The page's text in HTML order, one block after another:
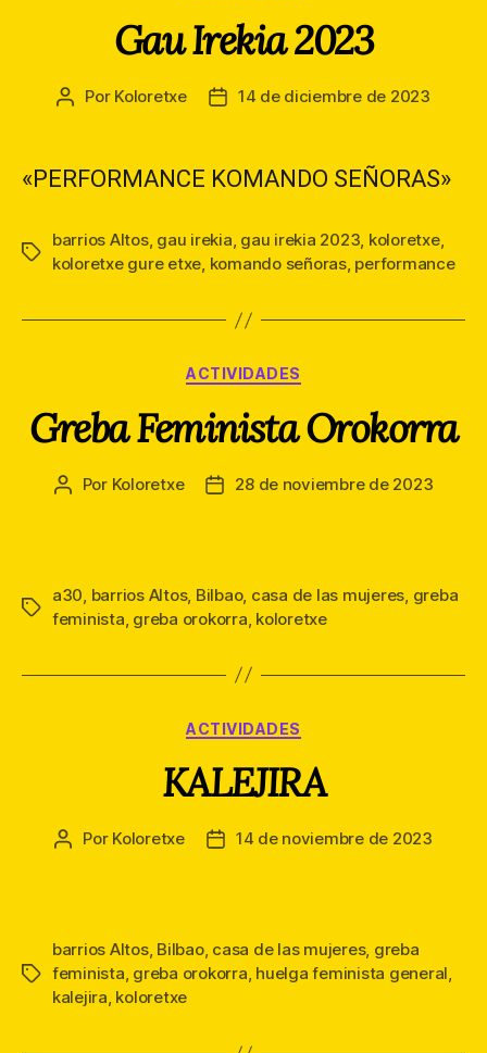
Gau Irekia 2023
Autor
entrada
Por Koloretxe
Fecha
entrada
14 de diciembre de 2023
«PERFORMANCE KOMANDO SEÑORAS»
Etiquetas
barrios Altos, gau irekia, gau irekia 2023, koloretxe,
koloretxe gure etxe, komando señoras, performance
Categorías
ACTIVIDADES
Greba Feminista Orokorra
Autor
Por Koloretxe
Fecha28 de noviembre de 2023
Etiquetas
a30 barrios Altos, Bilbao, casa de las mujeres greba
feminista greba orokorra koloretxe
Categorías
ACTIVIDADES
KALEJIRA
Autor
Por Koloretxe
Fecha14 de noviembre de 2023
Etiquetas
barrios Altos, Bilbao, casa de las mujeres, greba
feminista, greba orokorra, huelga feminista general,
kalejira, koloretxe